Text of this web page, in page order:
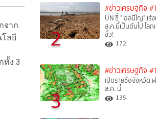
จาก
ลยี
ทั้ง 3
2
#ข่าวเศรษฐกิจ
UN ชี้ "เอลนีโญ" เร่
ส.ค.นี้เป็นต้นไป โล
ขั้ว!
172
3
#ข่าวเศรษฐกิจ
เปิดรายชื่อจังหวัด
ส.ค. นี้
135